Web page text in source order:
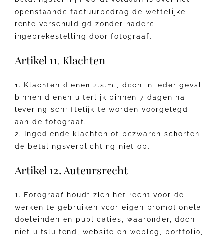
openstaande factuurbedrag de wettelijke
rente verschuldigd zonder nadere
ingebrekestelling door fotograaf.
Artikel 11. Klachten
1. Klachten dienen z.s.m., doch in ieder geval
binnen dienen uiterlijk binnen 7 dagen na
levering schriftelijk te worden voorgelegd
aan de fotograaf.
2. Ingediende klachten of bezwaren schorten
de betalingsverplichting niet op.
Artikel 12. Auteursrecht
1. Fotograaf houdt zich het recht voor de
werken te gebruiken voor eigen promotionele
doeleinden en publicaties, waaronder, doch
niet uitsluitend, website en weblog, portfolio,